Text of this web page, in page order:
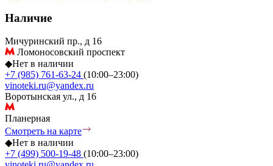
Наличие
Мичуринский пр., д 16
Ломоносовский проспект
◆Нет в наличии
+7 (985) 761-63-24 (10:00–23:00)
vinoteki.ru@yandex.ru
Воротынская ул., д 16
Планерная
Смотреть на карте
◆Нет в наличии
+7 (499) 500-19-48 (10:00–23:00)